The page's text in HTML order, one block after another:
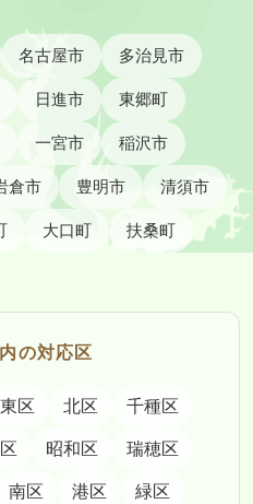
名古屋市 多治見市
日進市 東郷町
一宮市 稲沢市
倉市 豊明市 清須市
大口町 扶桑町
の対応区
東区 北区 千種区
昭和区 瑞穂区
南区 港区 緑区